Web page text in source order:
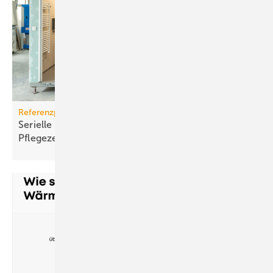
Referenzprojekt Geberit
Serielle Badfertigung im Pful­len­dor­fer
Pfle­ge­zen­trum